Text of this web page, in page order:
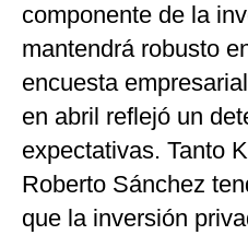
componente de la
mantendrá robusto
encuesta
en abril reflejó un
expectativas. Tanto
Roberto Sánchez
que la inversión